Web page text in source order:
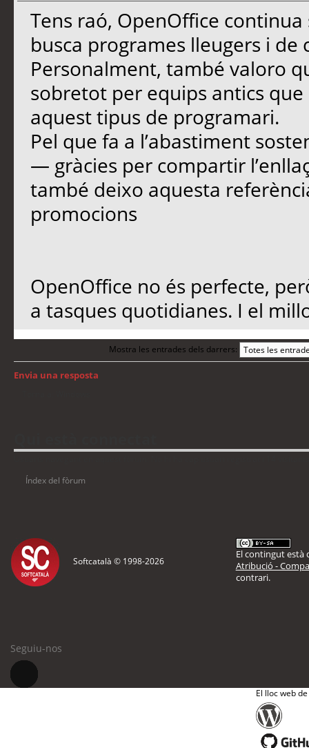
Tens raó, OpenOffice
busca programes lleugers i de
Personalment, també valoro
sobretot per equips antics
aquest tipus de programari.
Pel que fa a l’abastiment
— gràcies per compartir
també deixo aquesta
promocions
OpenOffice no és perfecte,
a tasques quotidianes. I el
Mostra les entrades dels darrers:
Envia una resposta
Índex del fòrum
Softcatalà © 1998-2026
El contingut està
Atribució -
contrari.
Seguiu-nos
El lloc web